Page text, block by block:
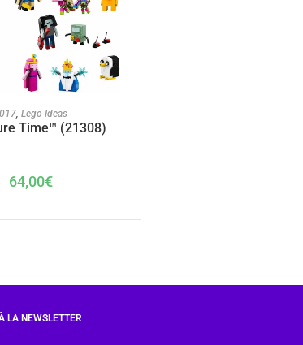
AU PANIER
,Lego Ideas
Time™ (21308)
64,00€
LA NEWSLETTER